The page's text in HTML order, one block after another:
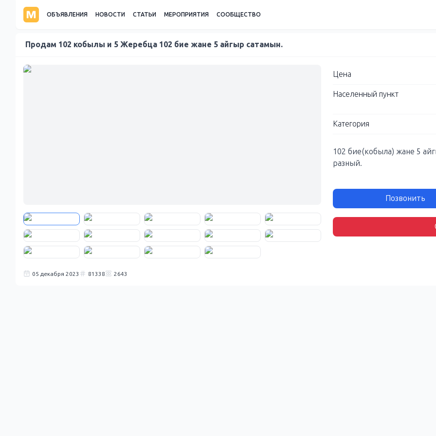
ОБЪЯВЛЕНИЯ НОВОСТИ СТАТЬИ МЕРОПРИЯТИЯ СООБЩЕСТВО
Продам 102 кобылы и 5 Жеребца 102 бие жане 5 айгыр сатамын.
Цена
Населенный пункт
Категория
102 бие(кобыла) жане 5
разный.
Позвонить
05 декабря 2023 81338 2643